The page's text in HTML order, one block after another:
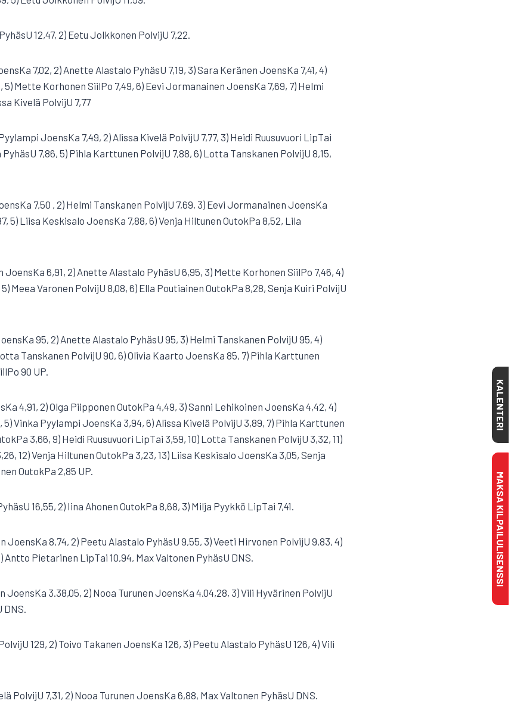
12,47, 2) Eetu Jolkkonen PolvijU 7,22.
7,02, 2) Anette Alastalo PyhäsU 7,19, 3) Sara Keränen JoensKa 7,41, 4)
Mette Korhonen SiilPo 7,49, 6) Eevi Jormanainen JoensKa 7,69, 7) Helmi
Kivelä PolvijU 7,77
JoensKa 7,49, 2) Alissa Kivelä PolvijU 7,77, 3) Heidi Ruusuvuori LipTai
7,86, 5) Pihla Karttunen PolvijU 7,88, 6) Lotta Tanskanen PolvijU 8,15,
7,50 , 2) Helmi Tanskanen PolvijU 7,69, 3) Eevi Jormanainen JoensKa
5) Liisa Keskisalo JoensKa 7,88, 6) Venja Hiltunen OutokPa 8,52, Lila
JoensKa 6,91, 2) Anette Alastalo PyhäsU 6,95, 3) Mette Korhonen SiilPo 7,46, 4)
Meea Varonen PolvijU 8,08, 6) Ella Poutiainen OutokPa 8,28, Senja Kuiri PolvijU
95, 2) Anette Alastalo PyhäsU 95, 3) Helmi Tanskanen PolvijU 95, 4)
Tanskanen PolvijU 90, 6) Olivia Kaarto JoensKa 85, 7) Pihla Karttunen
90 UP.
4,91, 2) Olga Piipponen OutokPa 4,49, 3) Sanni Lehikoinen JoensKa 4,42, 4)
5) Vinka Pyylampi JoensKa 3,94, 6) Alissa Kivelä PolvijU 3,89, 7) Pihla Karttunen
3,66, 9) Heidi Ruusuvuori LipTai 3,59, 10) Lotta Tanskanen PolvijU 3,32, 11)
12) Venja Hiltunen OutokPa 3,23, 13) Liisa Keskisalo JoensKa 3,05, Senja
OutokPa 2,85 UP.
16,55, 2) Iina Ahonen OutokPa 8,68, 3) Milja Pyykkö LipTai 7,41.
JoensKa 8,74, 2) Peetu Alastalo PyhäsU 9,55, 3) Veeti Hirvonen PolvijU 9,83, 4)
Antto Pietarinen LipTai 10,94, Max Valtonen PyhäsU DNS.
JoensKa 3.38,05, 2) Nooa Turunen JoensKa 4.04,28, 3) Vili Hyvärinen PolvijU
DNS.
129, 2) Toivo Takanen JoensKa 126, 3) Peetu Alastalo PyhäsU 126, 4) Vili
PolvijU 7,31, 2) Nooa Turunen JoensKa 6,88, Max Valtonen PyhäsU DNS.
KALENTERI
MAKSA KILPAILULISENSSI